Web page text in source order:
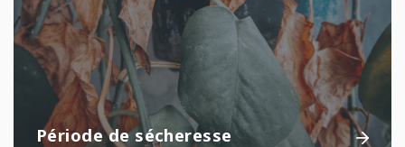
Période de sécheresse